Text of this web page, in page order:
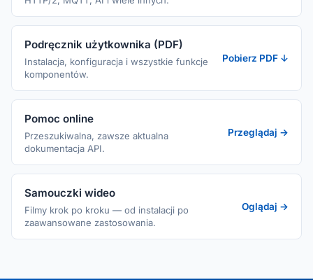
Podręcznik użytkownika (PDF)
Instalacja, konfiguracja i wszystkie funkcje
komponentów.
Pobierz PDF ↓
Pomoc online
Przeszukiwalna, zawsze aktualna
dokumentacja API.
Przeglądaj →
Samouczki wideo
Filmy krok po kroku — od instalacji po
zaawansowane zastosowania.
Oglądaj →